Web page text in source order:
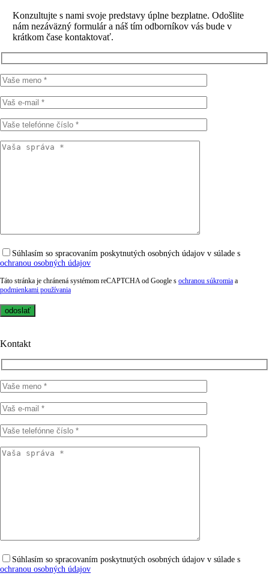
Konzultujte s nami svoje predstavy úplne bezplatne. Odošlite
nám nezáväzný formulár a náš tím odborníkov vás bude v
krátkom čase kontaktovať.
Súhlasím so spracovaním poskytnutých osobných údajov v súlade s
ochranou osobných údajov
Táto stránka je chránená systémom reCAPTCHA od Google s ochranou súkromia a
podmienkami používania
Kontakt
Súhlasím so spracovaním poskytnutých osobných údajov v súlade s
ochranou osobných údajov